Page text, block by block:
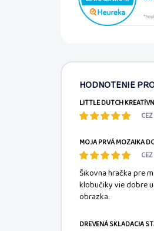
HODNOTENIE
MOJA PRVÁ MOZAIKA
Šikovna hračka pre
klobučiky vie dobre
obrazka.